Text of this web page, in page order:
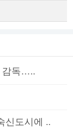
감독…..
신도시에 ..